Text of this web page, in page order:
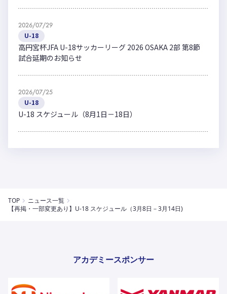
2026/07/29
U-18
高円宮杯JFA U-18サッカーリーグ 2026 OSAKA 2部 第8節
試合延期のお知らせ
2026/07/25
U-18
U-18 スケジュール（8月1日－18日）
TOP
ニュース一覧
【再掲・一部変更あり】U-18 スケジュール（3月8日－3月14日)
アカデミースポンサー